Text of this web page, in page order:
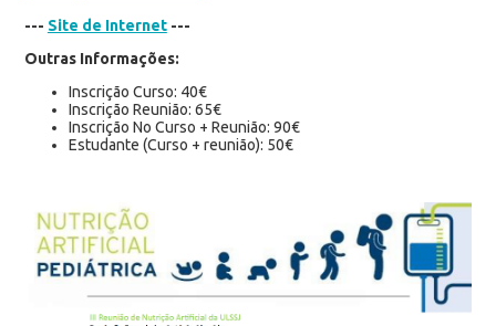
--- Site de Internet---
Outras Informações:
Inscrição Curso: 40€
Inscrição Reunião: 65€
Inscrição No Curso + Reunião: 90€
Estudante (Curso + reunião): 50€